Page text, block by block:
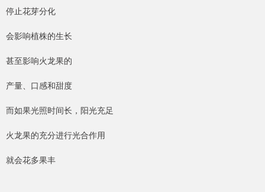
停止花芽分化
会影响植株的生长
甚至影响火龙果的
产量、口感和甜度
而如果光照时间长，阳光充足
火龙果的充分进行光合作用
就会花多果丰